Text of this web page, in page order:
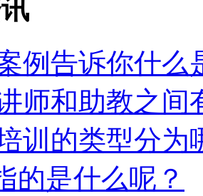
例告诉你什么
师和助教之间
训的类型分为
的是什么呢？